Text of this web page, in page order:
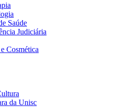
Saúde
Judiciária
Cosmética
da Unisc